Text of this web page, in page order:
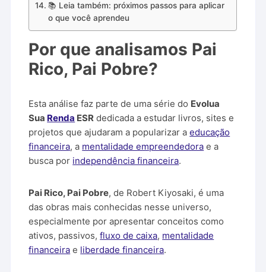
📚 Leia também: próximos passos para aplicar
o que você aprendeu
Por que analisamos Pai
Rico, Pai Pobre?
Esta análise faz parte de uma série do Evolua
Sua Renda ESR dedicada a estudar livros, sites e
projetos que ajudaram a popularizar aeducação
financeira, a mentalidade empreendedora e a
busca por independência financeira.
Pai Rico, Pai Pobre, de Robert Kiyosaki, é uma
das obras mais conhecidas nesse universo,
especialmente por apresentar conceitos como
ativos, passivos,fluxo de caixa, mentalidade
financeira e liberdade financeira.